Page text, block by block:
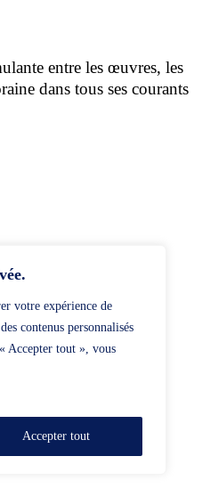
votre expérience de
contenus personnalisés
Accepter tout », vous
Accepter tout
entre les œuvres, les
dans tous ses courants